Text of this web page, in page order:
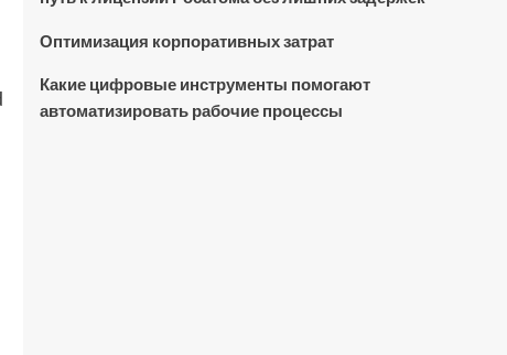
Оптимизация корпоративных затрат
Какие цифровые инструменты помогают
автоматизировать рабочие процессы